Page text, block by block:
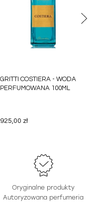
GRITTI COSTIERA - WODA
PERFUMOWANA 100ML
925,00 zł
Oryginalne produkty
Autoryzowana perfumeria